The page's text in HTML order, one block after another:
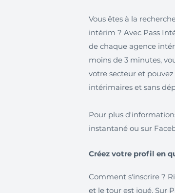
Vous êtes à la
intérim ? Avec Pass
de chaque agence
moins de 3 minutes,
votre secteur et
intérimaires et sans
Pour plus
instantané ou sur
Créez votre profil en
Comment s'inscrire ?
et le tour est joué. Sur